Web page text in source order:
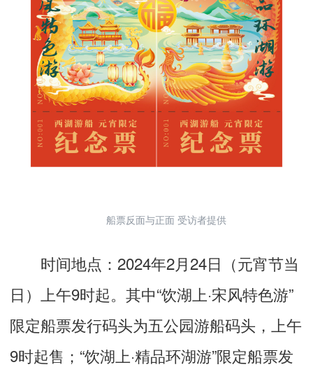
船票反面与正面 受访者提供
时间地点：2024年2月24日（元宵节当
日）上午9时起。其中“饮湖上·宋风特色游”
限定船票发行码头为五公园游船码头，上午
9时起售；“饮湖上·精品环湖游”限定船票发